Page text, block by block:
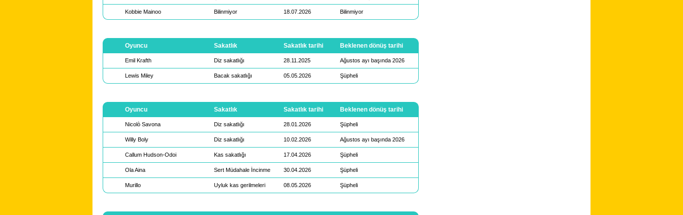
Kobbie Mainoo Bilinmiyor 18.07.2026 Bilinmiyor
Oyuncu Sakatlık Sakatlık tarihi Beklenen dönüş tarihi
Emil Krafth Diz sakatlığı 28.11.2025 Ağustos ayı başında 2026
Lewis Miley Bacak sakatlığı 05.05.2026 Şüpheli
Oyuncu Sakatlık Sakatlık tarihi Beklenen dönüş tarihi
Nicolò Savona Diz sakatlığı 28.01.2026 Şüpheli
Willy Boly Diz sakatlığı 10.02.2026 Ağustos ayı başında 2026
Callum Hudson-Odoi Kas sakatlığı 17.04.2026 Şüpheli
Ola Aina Sert Müdahale İncinme 30.04.2026 Şüpheli
Murillo Uyluk kas gerilmeleri 08.05.2026 Şüpheli